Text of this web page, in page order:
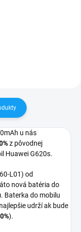
u nás
z pôvodnej
Huawei G620s.
L01) od
nová batéria do
. Baterka do mobilu
udrží ak bude
).